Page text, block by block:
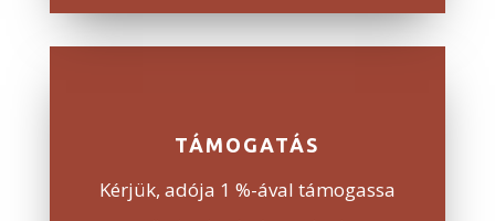
TÁMOGATÁS
Kérjük, adója 1 %-ával támogassa